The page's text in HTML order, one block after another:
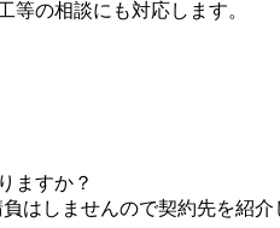
等の相談にも対応します。
ますか？
はしませんので契約先を紹